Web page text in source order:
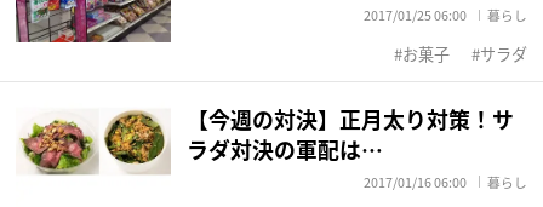
2017/01/25 06:00 暮らし
お菓子 サラダ
【今週の対決】正月太り対策！サ
ラダ対決の軍配は…
2017/01/16 06:00 暮らし